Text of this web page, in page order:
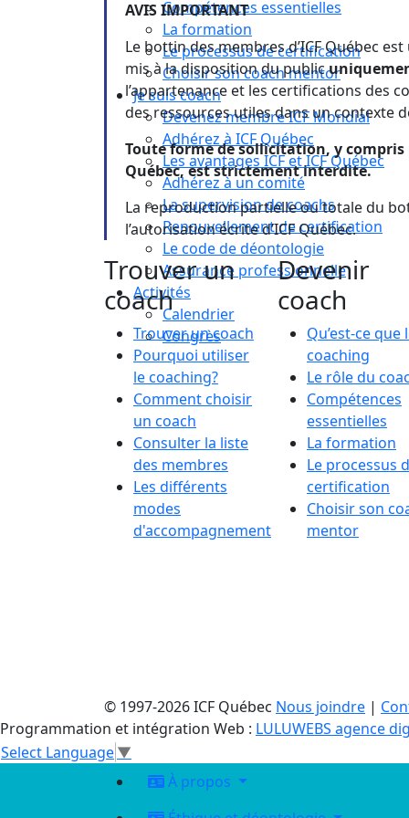
Compétences essentielles
La formation
Le processus de certification
Choisir son coach mentor
Je suis coach
Devenez membre ICF Mondial
Adhérez à ICF Québec
Les avantages ICF et ICF Québec
Adhérez à un comité
La supervision de coachs
Renouvellement de certification
Le code de déontologie
Assurance professionnelle
Activités
Calendrier
Congrès
AVIS IMPORTANT
Le bottin des membres d’ICF Québec
mis à la disposition du public
l’appartenance et les certifications des
des ressources utiles dans un contexte
Toute forme de sollicitation, y compris
Québec, est strictement interdite.
La reproduction partielle ou totale du
l’autorisation écrite d’ICF Québec.
Trouver un
coach
Trouver un coach
Pourquoi utiliser
le coaching?
Comment choisir
un coach
Consulter la liste
des membres
Les différents
modes
d'accompagnement
Devenir
coach
Qu’est-ce que
coaching
Le rôle du
Compétences
essentielles
La formation
Le processus
certification
Choisir son
mentor
© 1997-2026 ICF Québec Nous joindre |
Programmation et intégration Web : LULUWEBS agence
Select Language▼
À propos